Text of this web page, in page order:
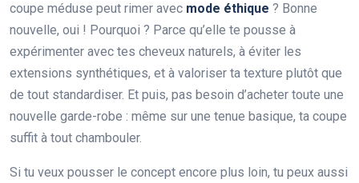
coupe méduse peut rimer avec mode éthique ? Bonne
nouvelle, oui ! Pourquoi ? Parce qu’elle te pousse à
expérimenter avec tes cheveux naturels, à éviter les
extensions synthétiques, et à valoriser ta texture plutôt que
de tout standardiser. Et puis, pas besoin d’acheter toute une
nouvelle garde-robe : même sur une tenue basique, ta coupe
suffit à tout chambouler.
Si tu veux pousser le concept encore plus loin, tu peux aussi